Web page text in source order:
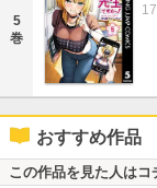
5
巻
おすすめ作品
この作品を見た人は